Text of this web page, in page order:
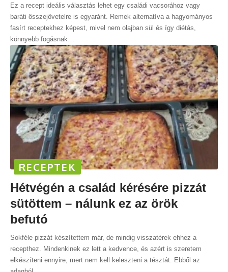
Ez a recept ideális választás lehet egy családi vacsorához vagy
baráti összejövetelre is egyaránt. Remek alternatíva a hagyományos
fasírt receptekhez képest, mivel nem olajban sül és így diétás,
könnyebb fogásnak
RECEPTEK
Hétvégén a család kérésére pizzát
sütöttem – nálunk ez az örök
befutó
Sokféle pizzát készítettem már, de mindig visszatérek ehhez a
recepthez. Mindenkinek ez lett a kedvence, és azért is szeretem
elkészíteni ennyire, mert nem kell keleszteni a tésztát. Ebből az